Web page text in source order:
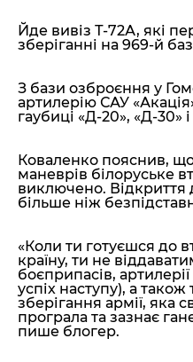
Йде вивіз Т-72А, які
зберіганні на 969-й
З бази озброєння у
артилерію САУ
гаубиці «Д-20», «Д-30»
Коваленко пояснив, що
маневрів білоруське
виключено. Відкриття
більше ніж
«Коли ти готуєшся до
країну, ти не
боєприпасів,
успіх наступу), а також
зберігання армії, яка
програла та зазнає
пише блогер.